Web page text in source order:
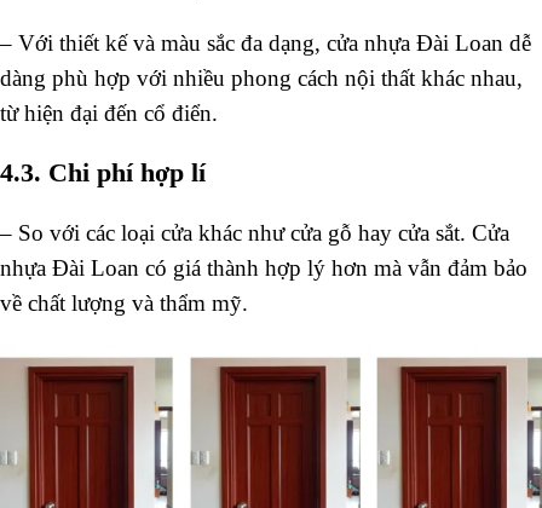
– Với thiết kế và màu sắc đa dạng, cửa nhựa Đài Loan dễ
dàng phù hợp với nhiều phong cách nội thất khác nhau,
từ hiện đại đến cổ điển.
4.3. Chi phí hợp lí
– So với các loại cửa khác như cửa gỗ hay cửa sắt. Cửa
nhựa Đài Loan có giá thành hợp lý hơn mà vẫn đảm bảo
về chất lượng và thẩm mỹ.